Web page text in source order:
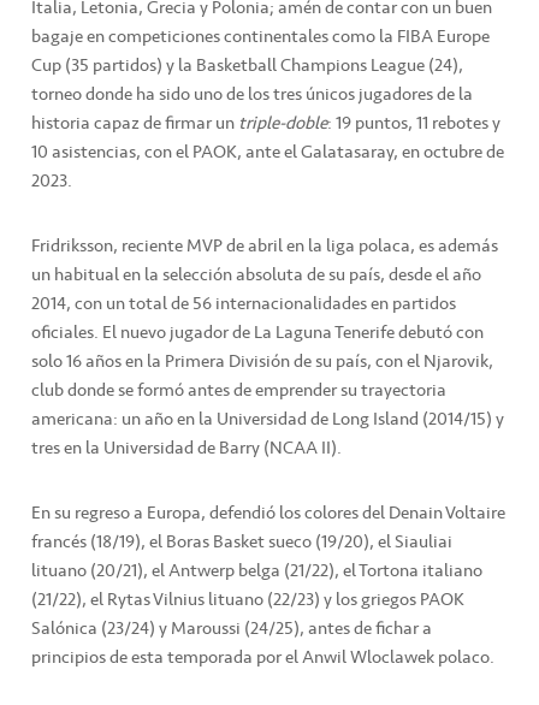
Italia, Letonia, Grecia y Polonia; amén de contar con un buen
bagaje en competiciones continentales como la FIBA Europe
Cup (35 partidos) y la Basketball Champions League (24),
torneo donde ha sido uno de los tres únicos jugadores de la
historia capaz de firmar un triple-doble: 19 puntos, 11 rebotes y
10 asistencias, con el PAOK, ante el Galatasaray, en octubre de
2023.
Fridriksson, reciente MVP de abril en la liga polaca, es además
un habitual en la selección absoluta de su país, desde el año
2014, con un total de 56 internacionalidades en partidos
oficiales. El nuevo jugador de La Laguna Tenerife debutó con
solo 16 años en la Primera División de su país, con el Njarovik,
club donde se formó antes de emprender su trayectoria
americana: un año en la Universidad de Long Island (2014/15) y
tres en la Universidad de Barry (NCAA II).
En su regreso a Europa, defendió los colores del Denain Voltaire
francés (18/19), el Boras Basket sueco (19/20), el Siauliai
lituano (20/21), el Antwerp belga (21/22), el Tortona italiano
(21/22), el Rytas Vilnius lituano (22/23) y los griegos PAOK
Salónica (23/24) y Maroussi (24/25), antes de fichar a
principios de esta temporada por el Anwil Wloclawek polaco.